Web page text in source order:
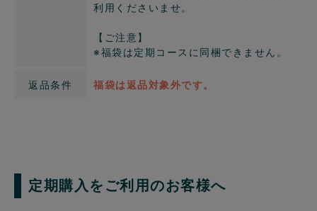
利用くださいませ。
【ご注意】
※福袋は定期コースに同梱できません。
返品条件 福袋は返品対象外です。
定期購入をご利用のお客様へ